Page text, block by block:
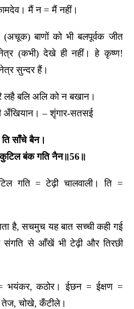
मैं न = मैं नहीं।
बाणों को भी बलपूर्वक जीत
(कभी) देखे ही नहीं। हे कृष्ण!
सुन्दर हैं।
बलि अलि को न बखान।
अँखियान। – शृंगार-सतसई
साँचे बैन।
बंक गति नैन॥56॥
गति = टेढ़ी चालवाली। ति =
है, सचमुच यह बात सच्ची कही गई
संगति से आँखें भी टेढ़ी और तिरछी
भयंकर, कठोर। ईछन = ईक्षण =
तेज, चोखे, कँटीले।